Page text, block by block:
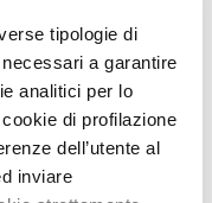
tipologie di
a garantire
analitici per lo
di profilazione
dell’utente al
inviare
o da app My
con il
in alternativa il